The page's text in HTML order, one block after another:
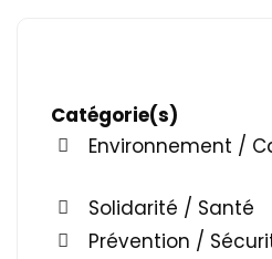
Catégorie(s)
Environnement /
Solidarité / Santé
Prévention /